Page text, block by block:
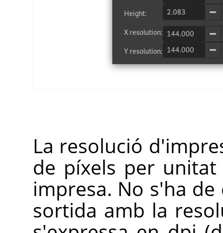
La resolució
de píxels per
impresa. No s'ha
sortida amb la